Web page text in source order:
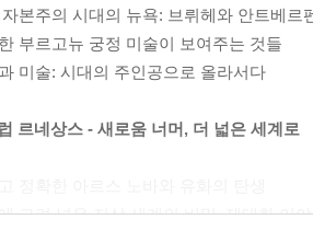
본주의 시대의 뉴욕: 브뤼헤와 안트베르
부르고뉴 궁정 미술이 보여주는 것들
미술: 시대의 주인공으로 올라서다
르네상스 - 새로움 너머, 더 넓은 세계로
그려 넣은 지상 세계의 비밀, 제대화 이